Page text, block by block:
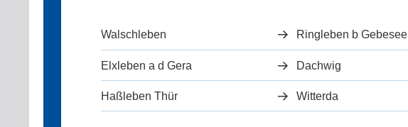
Walschleben Ringleben b Gebesee
Elxleben a d Gera Dachwig
Haßleben Thür Witterda